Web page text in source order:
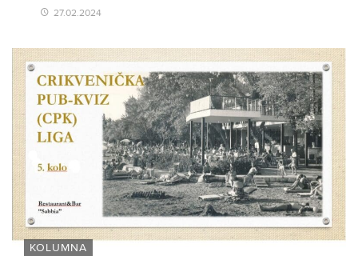
27.02.2024
KOLUMNA